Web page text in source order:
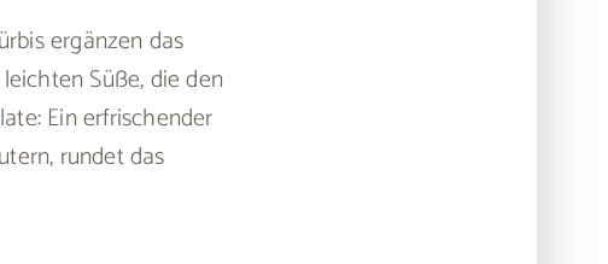
ergänzen das
Süße, die den
Ein erfrischender
rundet das